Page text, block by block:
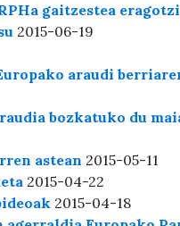
gaitzestea
2015-06-19
araudi
bozkatuko du
astean 2015-05-11
2015-04-22
2015-04-18